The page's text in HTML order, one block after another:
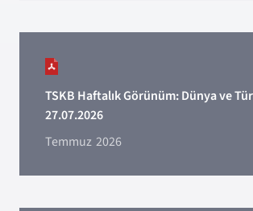
TSKB Haftalık Görünüm: Dünya ve
27.07.2026
Temmuz 2026